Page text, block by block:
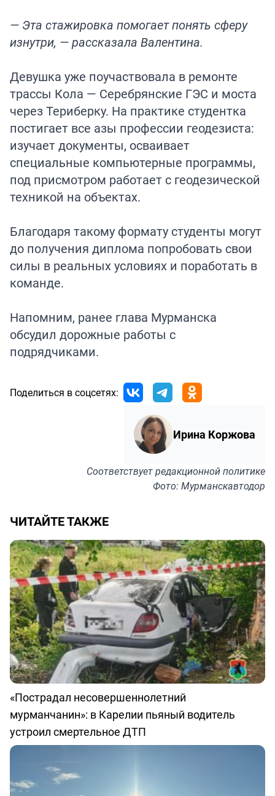
— Эта стажировка помогает понять сферу
изнутри, — рассказала Валентина.
Девушка уже поучаствовала в ремонте
трассы Кола — Серебрянские ГЭС и моста
через Териберку. На практике студентка
постигает все азы профессии геодезиста:
изучает документы, осваивает
специальные компьютерные программы,
под присмотром работает с геодезической
техникой на объектах.
Благодаря такому формату студенты могут
до получения диплома попробовать свои
силы в реальных условиях и поработать в
команде.
Напомним, ранее глава Мурманска
обсудил дорожные работы с
подрядчиками.
Поделиться в соцсетях:
Ирина Коржова
Соответствуетредакционной политике
Фото: Мурманскавтодор
ЧИТАЙТЕ ТАКЖЕ
«Пострадал несовершеннолетний
мурманчанин»: в Карелии пьяный водитель
устроил смертельное ДТП